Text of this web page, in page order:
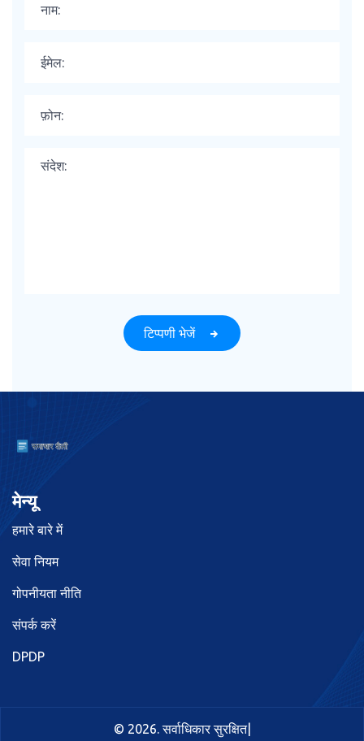
टिप्पणी भेजें
मेन्यू
हमारे बारे में
सेवा नियम
गोपनीयता नीति
संपर्क करें
DPDP
© 2026. सर्वाधिकार सुरक्षित|